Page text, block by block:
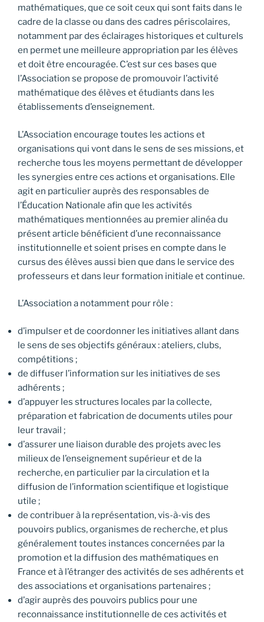
mathématiques, que ce soit ceux qui sont faits dans le
cadre de la classe ou dans des cadres périscolaires,
notamment par des éclairages historiques et culturels
en permet une meilleure appropriation par les élèves
et doit être encouragée. C’est sur ces bases que
l’Association se propose de promouvoir l’activité
mathématique des élèves et étudiants dans les
établissements d’enseignement.
L’Association encourage toutes les actions et
organisations qui vont dans le sens de ses missions, et
recherche tous les moyens permettant de développer
les synergies entre ces actions et organisations. Elle
agit en particulier auprès des responsables de
l’Éducation Nationale afin que les activités
mathématiques mentionnées au premier alinéa du
présent article bénéficient d’une reconnaissance
institutionnelle et soient prises en compte dans le
cursus des élèves aussi bien que dans le service des
professeurs et dans leur formation initiale et continue.
L’Association a notamment pour rôle :
d’impulser et de coordonner les initiatives allant dans
le sens de ses objectifs généraux : ateliers, clubs,
compétitions ;
de diffuser l’information sur les initiatives de ses
adhérents ;
d’appuyer les structures locales par la collecte,
préparation et fabrication de documents utiles pour
leur travail ;
d’assurer une liaison durable des projets avec les
milieux de l’enseignement supérieur et de la
recherche, en particulier par la circulation et la
diffusion de l’information scientifique et logistique
utile ;
de contribuer à la représentation, vis-à-vis des
pouvoirs publics, organismes de recherche, et plus
généralement toutes instances concernées par la
promotion et la diffusion des mathématiques en
France et à l’étranger des activités de ses adhérents et
des associations et organisations partenaires ;
d’agir auprès des pouvoirs publics pour une
reconnaissance institutionnelle de ces activités et